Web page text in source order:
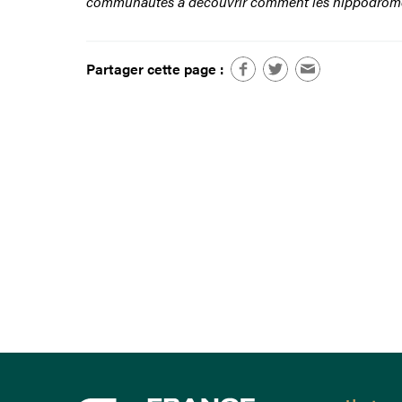
Partager cette page :